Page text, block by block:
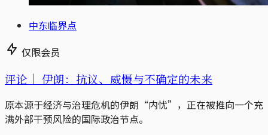
中东临界点
仅限会员
评论｜ 伊朗：抗议、威慑与不确定的未来
原本源于经济与治理危机的伊朗“内忧”，正在被推向一个充
满外部干预风险的国际政治节点。